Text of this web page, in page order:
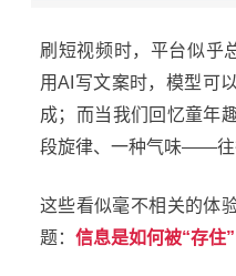
刷短视频时，平台似乎
用AI写文案时，模型可
成；而当我们回忆童
段旋律、一种气味——往
这些看似毫不相关的体
题： 信息是如何被“存住